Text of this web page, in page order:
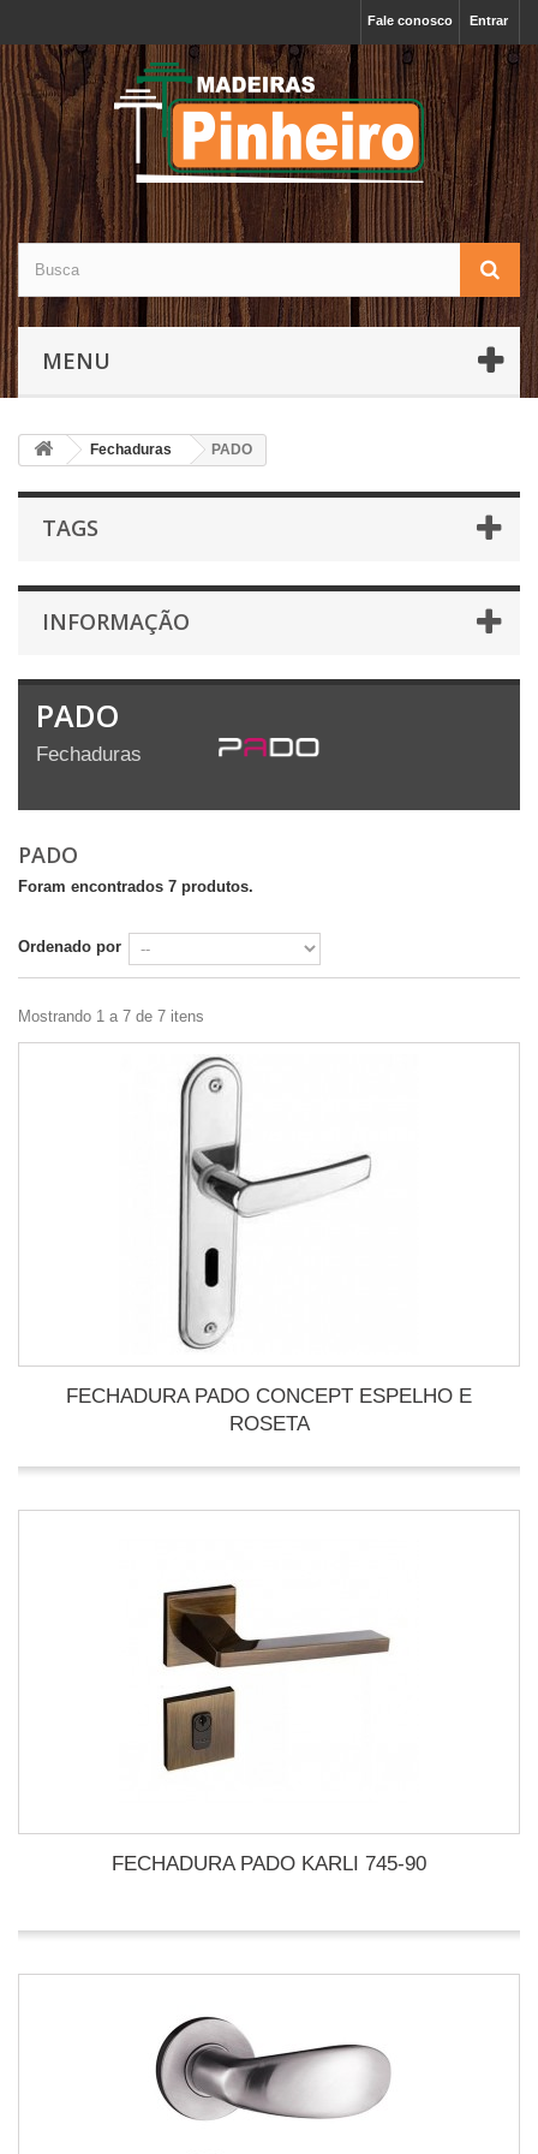
Entrar
Fale conosco
MENU
Fechaduras PADO
TAGS
INFORMAÇÃO
PADO
Fechaduras
PADO
Foram encontrados 7 produtos.
Ordenado por
Mostrando 1 a 7 de 7 itens
FECHADURA PADO CONCEPT ESPELHO E
ROSETA
FECHADURA PADO KARLI 745-90